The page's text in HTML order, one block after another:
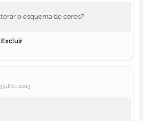
o esquema de cores?
Excluir
julho, 2013